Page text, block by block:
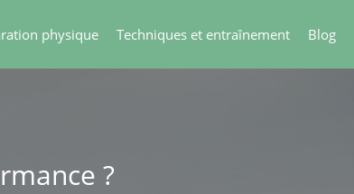
physique Techniques et entraînement Blog
?